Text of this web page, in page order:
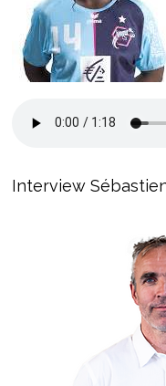
Interview